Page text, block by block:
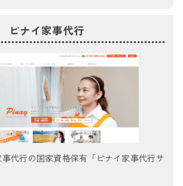
ピナイ家事代行
代行の国家資格保有「ピナイ家事代行サ